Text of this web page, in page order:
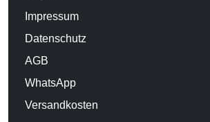
Impressum
Datenschutz
AGB
WhatsApp
Versandkosten